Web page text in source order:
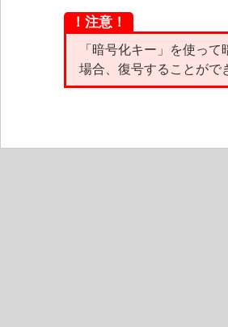
！注意！
「暗号化キー」を使っ
場合、復号することがで